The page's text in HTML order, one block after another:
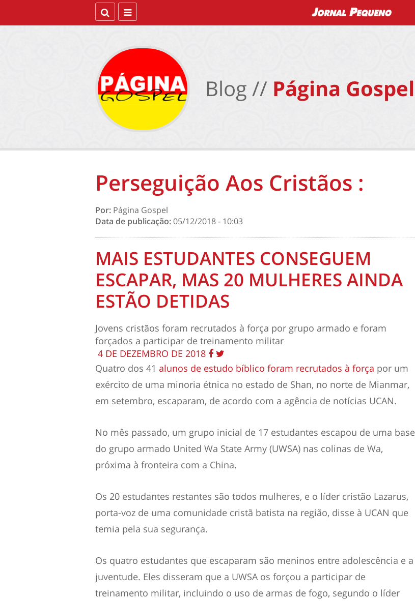
Blog // Página Gospel
Perseguição Aos Cristãos :
Por: Página Gospel
Data de publicação:05/12/2018 - 10:03
MAIS ESTUDANTES CONSEGUEM
ESCAPAR, MAS 20 MULHERES AINDA
ESTÃO DETIDAS
Jovens cristãos foram recrutados à força por grupo armado e foram
forçados a participar de treinamento militar
4 DE DEZEMBRO DE 2018
Quatro dos 41 alunos de estudo bíblico foram recrutados à força por um
exército de uma minoria étnica no estado de Shan, no norte de Mianmar,
em setembro, escaparam, de acordo com a agência de notícias UCAN.
No mês passado, um grupo inicial de 17 estudantes escapou de uma base
do grupo armado United Wa State Army (UWSA) nas colinas de Wa,
próxima à fronteira com a China.
Os 20 estudantes restantes são todos mulheres, e o líder cristão Lazarus,
porta-voz de uma comunidade cristã batista na região, disse à UCAN que
temia pela sua segurança.
Os quatro estudantes que escaparam são meninos entre adolescência e a
juventude. Eles disseram que a UWSA os forçou a participar de
treinamento militar, incluindo o uso de armas de fogo, segundo o líder